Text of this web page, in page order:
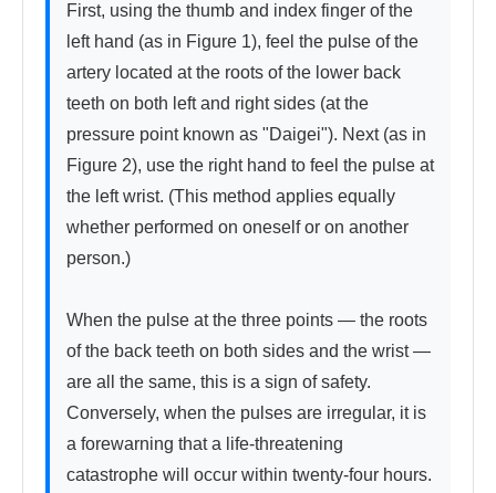
First, using the thumb and index finger of the
left hand (as in Figure 1), feel the pulse of the
artery located at the roots of the lower back
teeth on both left and right sides (at the
pressure point known as "Daigei"). Next (as in
Figure 2), use the right hand to feel the pulse at
the left wrist. (This method applies equally
whether performed on oneself or on another
person.)
When the pulse at the three points — the roots
of the back teeth on both sides and the wrist —
are all the same, this is a sign of safety.
Conversely, when the pulses are irregular, it is
a forewarning that a life-threatening
catastrophe will occur within twenty-four hours.